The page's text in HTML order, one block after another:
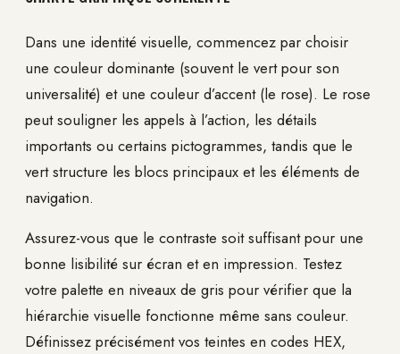
Dans une identité visuelle, commencez par choisir
une couleur dominante (souvent le vert pour son
universalité) et une couleur d’accent (le rose). Le rose
peut souligner les appels à l’action, les détails
importants ou certains pictogrammes, tandis que le
vert structure les blocs principaux et les éléments de
navigation.
Assurez-vous que le contraste soit suffisant pour une
bonne lisibilité sur écran et en impression. Testez
votre palette en niveaux de gris pour vérifier que la
hiérarchie visuelle fonctionne même sans couleur.
Définissez précisément vos teintes en codes HEX,